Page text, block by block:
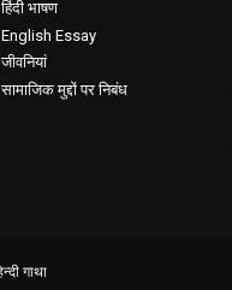
हिंदी भाषण
English Essay
जीवनियां
सामाजिक मुद्दों पर निबंध
गाथा